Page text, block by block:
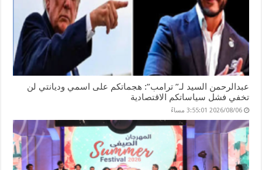
عبدالرحمن السيد لـ” ترامب”: هجماتكم على اسمي وديانتي لن
تخفي فشل سياساتكم الاقتصادية
2026/08/06 3:55:01 مساءً